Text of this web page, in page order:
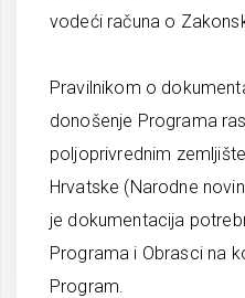
vodeći računa o
Pravilnikom o
donošenje Programa
poljoprivrednim
Hrvatske (Narodne
je dokumentacija
Programa i Obrasci na
Program.